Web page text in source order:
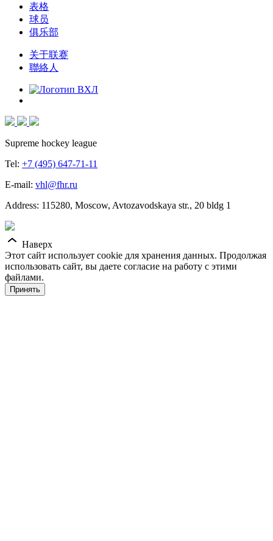
表格
球员
俱乐部
关于联赛
聯絡人
Supreme hockey league
Tel: +7 (495) 647-71-11
E-mail: vhl@fhr.ru
Address: 115280, Moscow, Avtozavodskaya str., 20 bldg 1
Наверх
Этот сайт использует cookie для хранения данных. Продолжая
использовать сайт, вы даете согласие на работу с этими
файлами.
Принять